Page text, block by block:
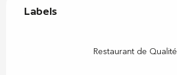
Labels
Labels
Restaurant de Qualité